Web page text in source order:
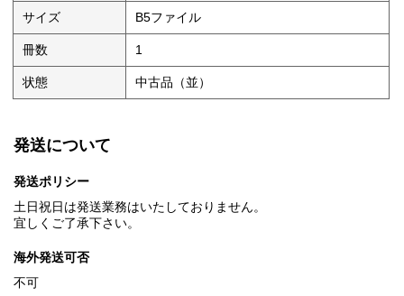
サイズ B5ファイル
冊数 1
状態 中古品（並）
発送について
発送ポリシー
土日祝日は発送業務はいたしておりません。
宜しくご了承下さい。
海外発送可否
不可